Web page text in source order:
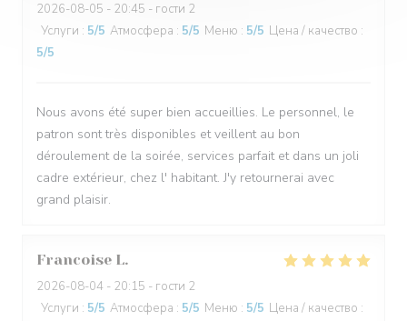
2026-08-05 - 20:45 - гости 2
Услуги : 5/5 Атмосфера : 5/5 Меню : 5/5 Цена / качество :
5/5
Nous avons été super bien accueillies. Le personnel, le
patron sont très disponibles et veillent au bon
déroulement de la soirée, services parfait et dans un joli
cadre extérieur, chez l' habitant. J'y retournerai avec
grand plaisir.
Francoise L
2026-08-04 - 20:15 - гости 2
Услуги : 5/5 Атмосфера : 5/5 Меню : 5/5 Цена / качество :